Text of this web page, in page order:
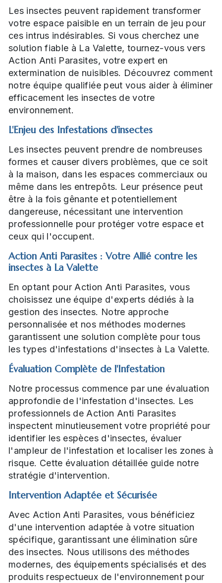
Les insectes peuvent rapidement transformer
votre espace paisible en un terrain de jeu pour
ces intrus indésirables. Si vous cherchez une
solution fiable à La Valette, tournez-vous vers
Action Anti Parasites, votre expert en
extermination de nuisibles. Découvrez comment
notre équipe qualifiée peut vous aider à éliminer
efficacement les insectes de votre
environnement.
L'Enjeu des Infestations d'insectes
Les insectes peuvent prendre de nombreuses
formes et causer divers problèmes, que ce soit
à la maison, dans les espaces commerciaux ou
même dans les entrepôts. Leur présence peut
être à la fois gênante et potentiellement
dangereuse, nécessitant une intervention
professionnelle pour protéger votre espace et
ceux qui l'occupent.
Action Anti Parasites : Votre Allié contre les
insectes à La Valette
En optant pour Action Anti Parasites, vous
choisissez une équipe d'experts dédiés à la
gestion des insectes. Notre approche
personnalisée et nos méthodes modernes
garantissent une solution complète pour tous
les types d'infestations d'insectes à La Valette.
Évaluation Complète de l'Infestation
Notre processus commence par une évaluation
approfondie de l'infestation d'insectes. Les
professionnels de Action Anti Parasites
inspectent minutieusement votre propriété pour
identifier les espèces d'insectes, évaluer
l'ampleur de l'infestation et localiser les zones à
risque. Cette évaluation détaillée guide notre
stratégie d'intervention.
Intervention Adaptée et Sécurisée
Avec Action Anti Parasites, vous bénéficiez
d'une intervention adaptée à votre situation
spécifique, garantissant une élimination sûre
des insectes. Nous utilisons des méthodes
modernes, des équipements spécialisés et des
produits respectueux de l'environnement pour